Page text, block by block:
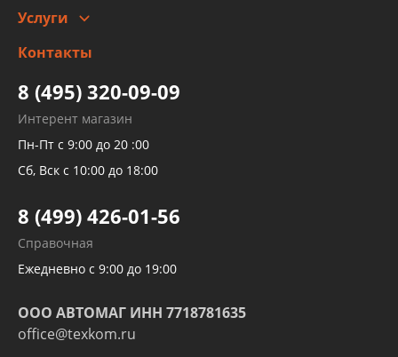
Заправка кондиционера авто
Детейлинг
Услуги
высокого давления
Тормозных трубок
Рукавов гидроусилителей
Рукавов компрессоров и турбин
Трубок кондиционеров
Развертка пайка медных стальных
алюминиевых трубок и штуцеров
Контакты
8 (495) 320-09-09
Интерент магазин
Пн-Пт с 9:00 до 20 :00
Сб, Вск с 10:00 до 18:00
8 (499) 426-01-56
Справочная
Ежедневно с 9:00 до 19:00
ООО АВТОМАГ ИНН 7718781635
office@texkom.ru